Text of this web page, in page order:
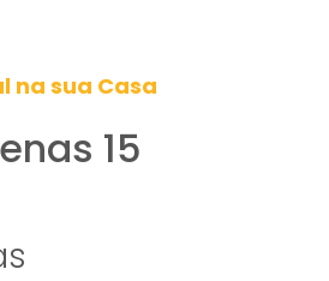
na sua Casa
15